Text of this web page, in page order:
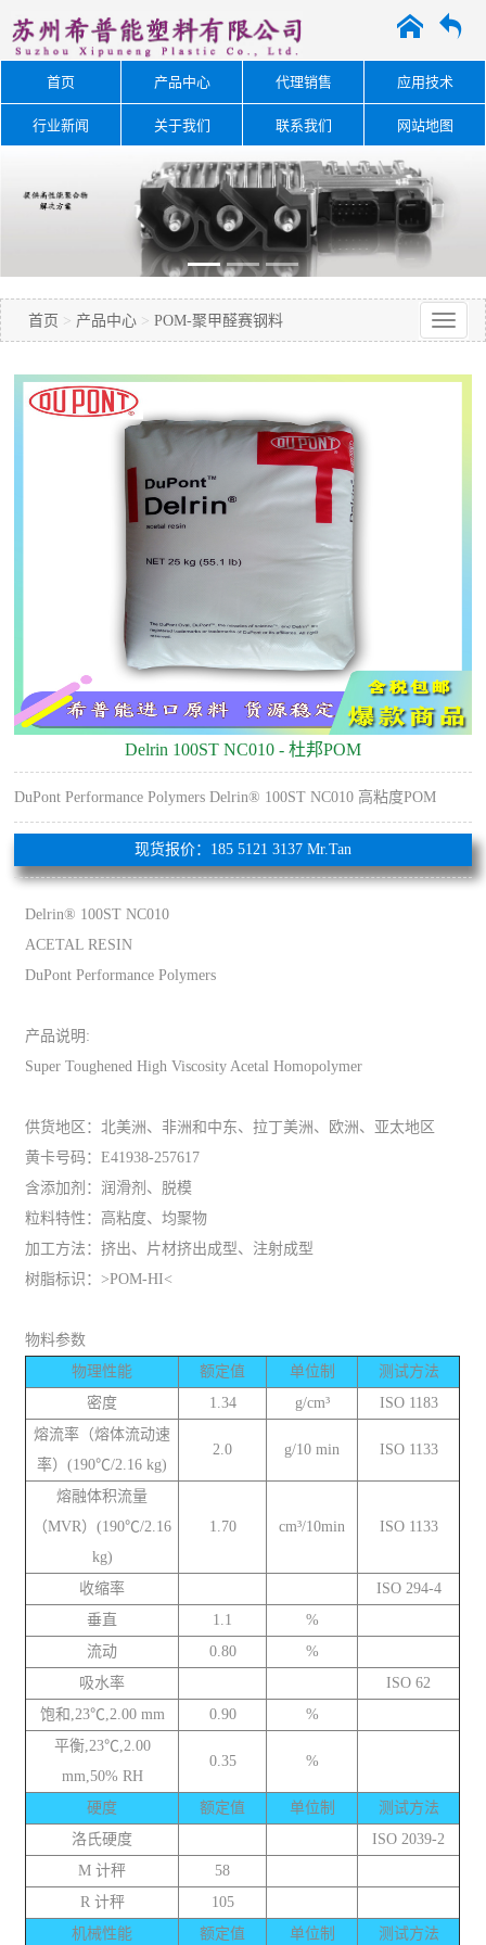
A O
首页 产品中心 代理销售 应用技术
行业新闻 关于我们 联系我们 网站地图
首页 > 产品中心 > POM-聚甲醛赛钢料
Delrin 100ST NC010 - 杜邦POM
DuPont Performance Polymers Delrin® 100ST NC010 高粘度POM
现货报价：185 5121 3137 Mr.Tan
Delrin® 100ST NC010
ACETAL RESIN
DuPont Performance Polymers
产品说明:
Super Toughened High Viscosity Acetal Homopolymer
供货地区：北美洲、非洲和中东、拉丁美洲、欧洲、亚太地区
黄卡号码：E41938-257617
含添加剂：润滑剂、脱模
粒料特性：高粘度、均聚物
加工方法：挤出、片材挤出成型、注射成型
树脂标识：>POM-HI<
物料参数
物理性能
额定值 单位制
测试方法
密度
1.34 g/cm³
ISO 1183
熔流率（熔体流动速
率）(190℃/2.16 kg)
2.0 g/10 min ISO 1133
熔融体积流量
（MVR）(190℃/2.16
kg)
1.70 cm³/10min ISO 1133
收缩率
ISO 294-4
垂直
1.1
%
流动
0.80
%
吸水率
ISO 62
饱和,23℃,2.00 mm
0.90
%
平衡,23℃,2.00
mm,50% RH
0.35 %
硬度 额定值 单位制
测试方法
洛氏硬度
ISO 2039-2
M 计秤
58
R 计秤
105
机械性能
额定值 单位制 测试方法